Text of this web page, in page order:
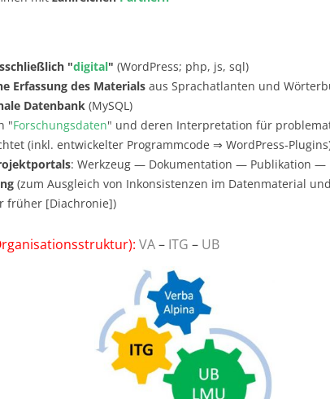
"digital" (WordPress; php, js, sql)
Erfassung des Materials aus Sprachatlanten und
Datenbank (MySQL)
"Forschungsdaten" und deren Interpretation für
(inkl. entwickelter Programmcode ⇒ WordPress-
: Werkzeug — Dokumentation — Publikation —
(zum Ausgleich von Inkonsistenzen im Datenmaterial
früher [Diachronie])
VA– ITG – UB